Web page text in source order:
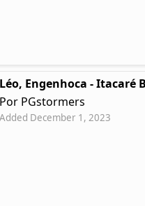
Engenhoca - Itacaré
PGstormers
December 1, 2023